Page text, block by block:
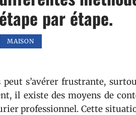
étape par étape.
MAISON
s’avérer frustrante,
il existe des moyens de
professionnel. Cette